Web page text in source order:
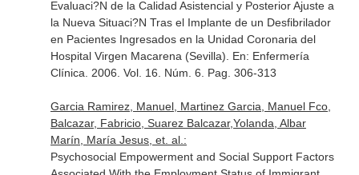
Evaluaci?N de la Calidad Asistencial y Posterior Ajuste a
la Nueva Situaci?N Tras el Implante de un Desfibrilador
en Pacientes Ingresados en la Unidad Coronaria del
Hospital Virgen Macarena (Sevilla). En: Enfermería
Clínica . 2006. Vol. 16. Núm. 6. Pag. 306-313
Garcia Ramirez, Manuel, Martinez Garcia, Manuel Fco,
Balcazar, Fabricio, Suarez Balcazar,Yolanda, Albar
Marín, María Jesus, et. al.:
Psychosocial Empowerment and Social Support Factors